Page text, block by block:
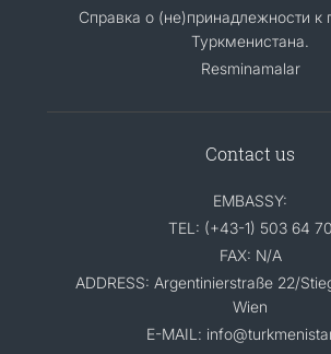
Справка о (не)принадлежности к
Туркменистана.
Resminamalar
Contact us
EMBASSY:
TEL: (+43-1) 503 64 70
FAX: N/A
ADDRESS: Argentinierstraße 22/
Wien
E-MAIL: